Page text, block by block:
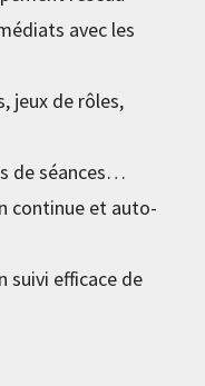
avec les
jeux de rôles,
de séances…
continue et auto-
suivi efficace de